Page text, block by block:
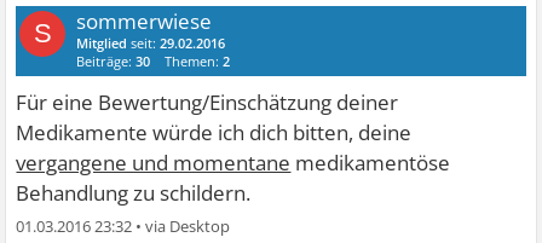
S sommerwiese
Mitglied seit:29.02.2016
Beiträge:30 Themen:2
Für eine Bewertung/Einschätzung deiner
Medikamente würde ich dich bitten, deine
vergangene und momentane medikamentöse
Behandlung zu schildern.
01.03.2016 23:32 •